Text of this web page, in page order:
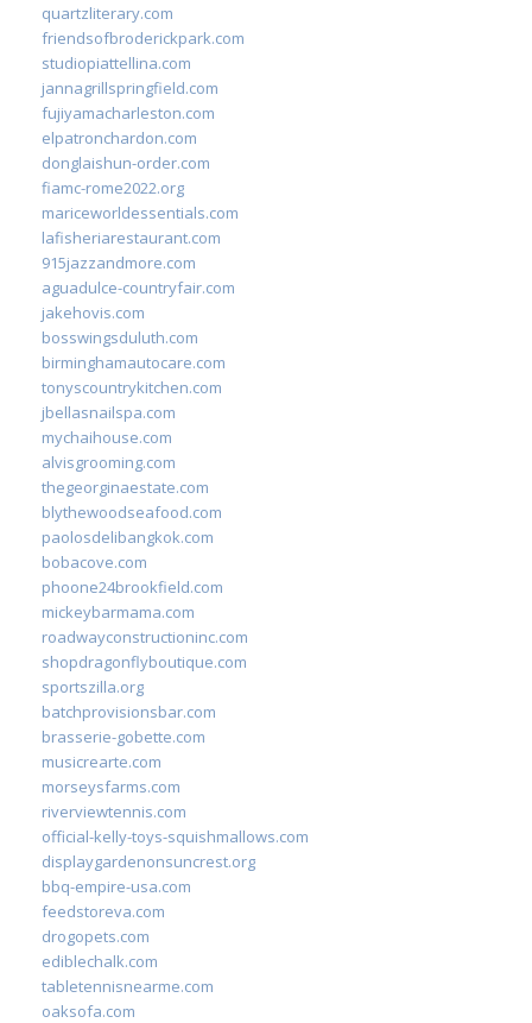
quartzliterary.com
friendsofbroderickpark.com
studiopiattellina.com
jannagrillspringfield.com
fujiyamacharleston.com
elpatronchardon.com
donglaishun-order.com
fiamc-rome2022.org
mariceworldessentials.com
lafisheriarestaurant.com
915jazzandmore.com
aguadulce-countryfair.com
jakehovis.com
bosswingsduluth.com
birminghamautocare.com
tonyscountrykitchen.com
jbellasnailspa.com
mychaihouse.com
alvisgrooming.com
thegeorginaestate.com
blythewoodseafood.com
paolosdelibangkok.com
bobacove.com
phoone24brookfield.com
mickeybarmama.com
roadwayconstructioninc.com
shopdragonflyboutique.com
sportszilla.org
batchprovisionsbar.com
brasserie-gobette.com
musicrearte.com
morseysfarms.com
riverviewtennis.com
official-kelly-toys-squishmallows.com
displaygardenonsuncrest.org
bbq-empire-usa.com
feedstoreva.com
drogopets.com
ediblechalk.com
tabletennisnearme.com
oaksofa.com